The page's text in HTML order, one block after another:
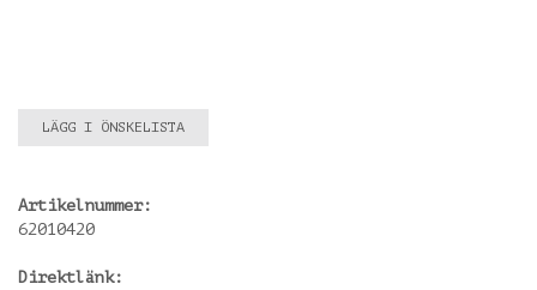
LÄGG I ÖNSKELISTA
Artikelnummer:
62010420
Direktlänk: